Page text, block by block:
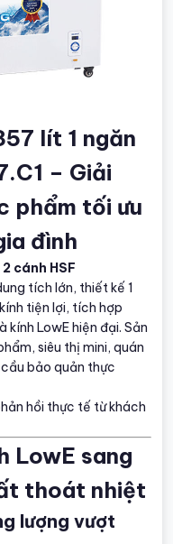
lít 1 ngăn
– Giải
phẩm tối ưu
đình
cánh HSF
tích lớn, thiết kế 1
tiện lợi, tích hợp
LowE hiện đại. Sản
siêu thị mini, quán
bảo quản thực
hồi thực tế từ khách
LowE sang
thoát nhiệt
lượng vượt